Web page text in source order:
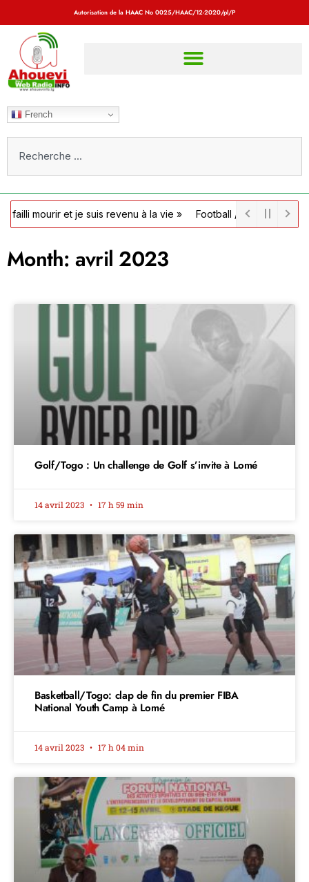
Autorisation de la HAAC No 0025/HAAC/12-2020/pl/P
French
et je suis revenu à la vie » Football / Côte d’Ivoire : la FIF
Month: avril 2023
Golf/Togo : Un challenge de Golf s’invite à Lomé
14 avril 2023 17 h 59 min
Basketball/Togo: clap de fin du premier FIBA
National Youth Camp à Lomé
14 avril 2023 17 h 04 min